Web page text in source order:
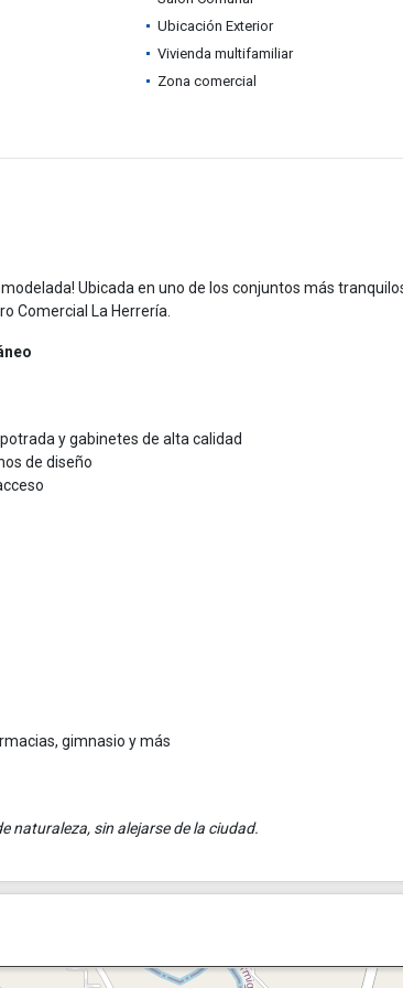
Ubicación Exterior
Vivienda multifamiliar
Zona comercial
Ubicada en uno de los conjuntos más
Comercial La Herrería.
y gabinetes de alta calidad
de diseño
gimnasio y más
naturaleza, sin alejarse de la ciudad.